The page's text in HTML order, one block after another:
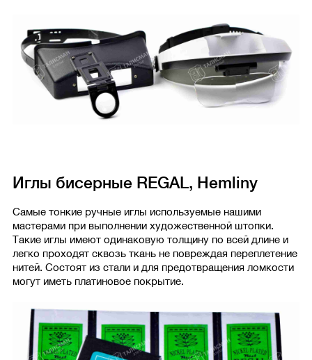
Иглы бисерные REGAL, Hemlinу
Самые тонкие ручные иглы используемые нашими
мастерами при выполнении художественной штопки.
Такие иглы имеют одинаковую толщину по всей длине и
легко проходят сквозь ткань не повреждая переплетение
нитей. Состоят из стали и для предотвращения ломкости
могут иметь платиновое покрытие.